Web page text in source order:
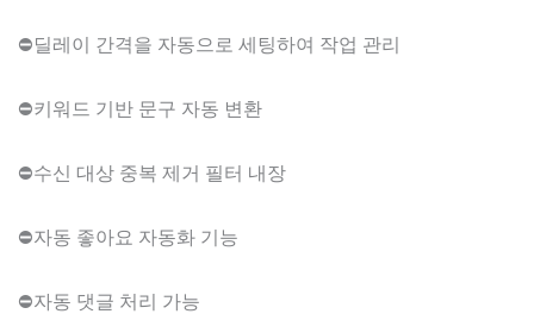
⛔딜레이 간격을 자동으로 세팅하여 작업 관리
⛔키워드 기반 문구 자동 변환
⛔수신 대상 중복 제거 필터 내장
⛔자동 좋아요 자동화 기능
⛔자동 댓글 처리 가능